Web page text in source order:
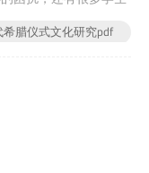
，没有关系，今天
希腊仪式文化研究pdf